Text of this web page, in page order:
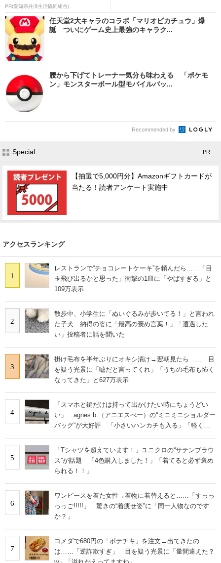
PR(愛知県共済生活協同組合)
任天堂2大キャラのコラボ「マリオピカチュウ」爆
誕 ついにゲーム史上最強のキャラク...
腰から下げてトレーナー気分も味わえる 「ポケモ
ン」モンスターボール型モバイルバッ...
Recommended by
Special - PR -
【抽選で5,000円分】Amazonギフトカードが
当たる！読者アンケート実施中
アクセスランキング
1
レストランで“チョコレートケーキ”を頼んだら……「目
玉飛び出るかと思った」衝撃の1皿に「やばすぎる」と
109万表示
2
散歩中、小学生に「ぬいぐるみが歩いてる！」と言われ
た子犬 納得の姿に「最高の褒め言葉！」「遭遇した
い」投稿者に話を聞いた
3
掛け毛布を半年ぶりにオキシ漬け→翌朝見たら…… 目
を疑う光景に「嘘だと言ってくれ」「うちの毛布も怖く
なってきた」と627万表示
4
「スマホと鍵だけは持って出かけたい時にちょうどい
い」 agnes b.（アニエスべー）の“ミニミニショルダー
バッグ”が大好評 「小さいハンカチも入る」「軽くて
5
「Tシャツを超えています！」ユニクロの“サテンブラウ
ス”が話題 「4色購入しました！」「着てると必ず褒め
られる！！」
6
ワンピースを着た女性→着物に着替えると……「すっっ
っっご!!!!!」 驚きの“着痩せ姿”に「同一人物なのです
か？」
7
コメダで680円の「ポテチキ」を注文→出てきたの
は……「逆詐欺すぎ」 目を疑う光景に「量間違えた？